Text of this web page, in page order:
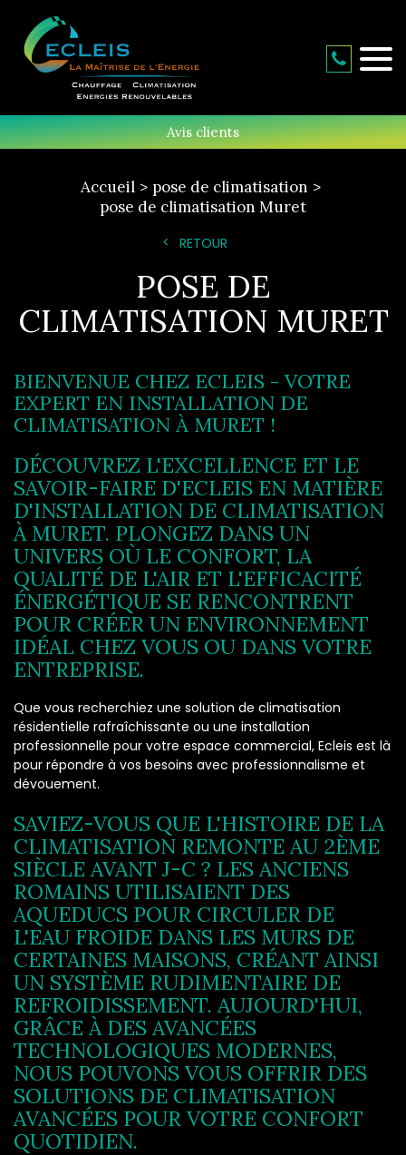
Avis clients
Accueil
pose de climatisation
pose de climatisation Muret
RETOUR
POSE DE
CLIMATISATION MURET
BIENVENUE CHEZ ECLEIS - VOTRE
EXPERT EN INSTALLATION DE
CLIMATISATION À MURET !
DÉCOUVREZ L'EXCELLENCE ET LE
SAVOIR-FAIRE D'ECLEIS EN MATIÈRE
D'INSTALLATION DE CLIMATISATION
À MURET. PLONGEZ DANS UN
UNIVERS OÙ LE CONFORT, LA
QUALITÉ DE L'AIR ET L'EFFICACITÉ
ÉNERGÉTIQUE SE RENCONTRENT
POUR CRÉER UN ENVIRONNEMENT
IDÉAL CHEZ VOUS OU DANS VOTRE
ENTREPRISE.
Que vous recherchiez une solution de climatisation
résidentielle rafraîchissante ou une installation
professionnelle pour votre espace commercial, Ecleis est là
pour répondre à vos besoins avec professionnalisme et
dévouement.
SAVIEZ-VOUS QUE L'HISTOIRE DE LA
CLIMATISATION REMONTE AU 2ÈME
SIÈCLE AVANT J-C ? LES ANCIENS
ROMAINS UTILISAIENT DES
AQUEDUCS POUR CIRCULER DE
L'EAU FROIDE DANS LES MURS DE
CERTAINES MAISONS, CRÉANT AINSI
UN SYSTÈME RUDIMENTAIRE DE
REFROIDISSEMENT. AUJOURD'HUI,
GRÂCE À DES AVANCÉES
TECHNOLOGIQUES MODERNES,
NOUS POUVONS VOUS OFFRIR DES
SOLUTIONS DE CLIMATISATION
AVANCÉES POUR VOTRE CONFORT
QUOTIDIEN.